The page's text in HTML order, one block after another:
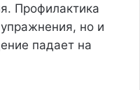
Профилактика
но и
падает на